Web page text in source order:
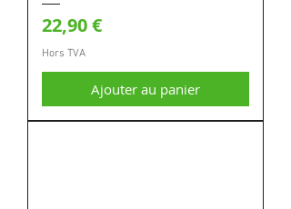
Prix
22,90 €
Hors TVA
Ajouter au panier